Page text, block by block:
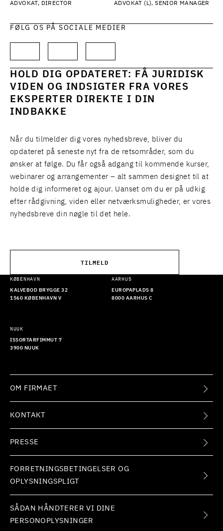
ADVOKAT, DIRECTOR ADVOKAT (L), SENIOR MANAGER
FØLG OS PÅ SOCIALE MEDIER
HOLD DIG OPDATERET: FÅ JURIDISK
VIDEN OG INDSIGTER FRA VORES
EKSPERTER DIREKTE I DIN
INDBAKKE
Når du tilmelder dig vores nyhedsbreve, bliver du
opdateret på seneste nyt fra de retsområder, som du
ønsker at følge. Du får også adgang til kommende kurser,
webinarer og arrangementer – alt sammen designet til at
holde dig informeret og ajour. Uanset om du er på udkig
efter rådgivning, viden eller netværksmuligheder, er vores
nyhedsbreve din nøgle til det hele.
TILMELD
KØBENHAVN
KALVEBOD BRYGGE 32
1560 KØBENHAVN V
AARHUS
EUROPAPLADS 8
8000 AARHUS C
NUUK
ISSORTARFIMMUT 7
3900 NUUK
OM FIRMAET
KONTAKT
PRESSE
FORRETNINGSBETINGELSER OG
OPLYSNINGSPLIGT
SÅDAN HÅNDTERER VI DINE
PERSONOPLYSNINGER